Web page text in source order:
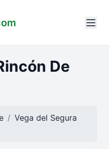
De
Vega del Segura